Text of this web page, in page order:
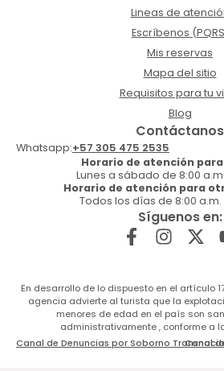
Lineas de
Escríbenos
Mis reservas
Mapa del sitio
Requisitos para tu
Blog
Contáctanos
Whatsapp:+57 305 475 2535
Horario de atención
Lunes a sábado de 8:00
Horario de atención para
Todos los días de 8:00 a.m.
Síguenos en:
En desarrollo de lo dispuesto en el artículo
agencia advierte al turista que la
menores de edad en el país son
administrativamente , conforme a
Canal de Denuncias por Soborno
Canal